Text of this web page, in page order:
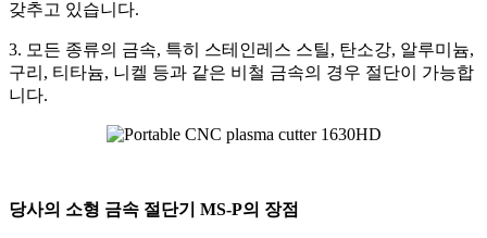
갖추고 있습니다.
3. 모든 종류의 금속, 특히 스테인레스 스틸, 탄소강, 알루미늄,
구리, 티타늄, 니켈 등과 같은 비철 금속의 경우 절단이 가능합
니다.
당사의 소형 금속 절단기 MS-P의 장점